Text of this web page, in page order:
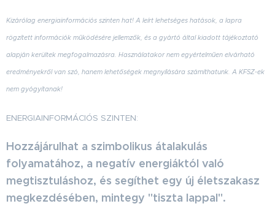
Kizárólag energiainformációs szinten hat! A leírt lehetséges hatások, a lapra
rögzített információk működésére jellemzők, és a gyártó által kiadott tájékoztató
alapján kerültek megfogalmazásra. Használatakor nem egyértelműen elvárható
eredményekről van szó, hanem lehetőségek megnyílására számíthatunk. A KFSZ-ek
nem gyógyítanak!
ENERGIAINFORMÁCIÓS SZINTEN:
Hozzájárulhat a szimbolikus átalakulás
folyamatához, a negatív energiáktól való
megtisztuláshoz, és segíthet egy új életszakasz
megkezdésében, mintegy "tiszta lappal".